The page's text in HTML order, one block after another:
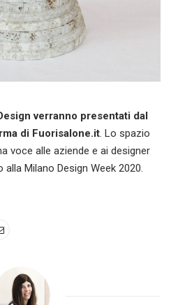
verranno presentati dal
di Fuorisalone.it. Lo spazio
voce alle aziende e ai designer
Milano Design Week 2020.